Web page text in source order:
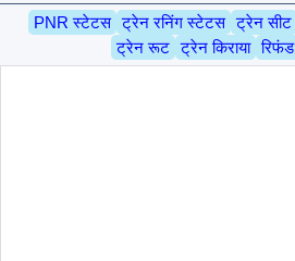
PNR स्टेटस ट्रेन रनिंग स्टेटस ट्रेन सीट
ट्रेन रूट ट्रेन किराया रिफंड